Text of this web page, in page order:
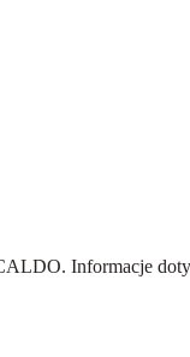
Informacje